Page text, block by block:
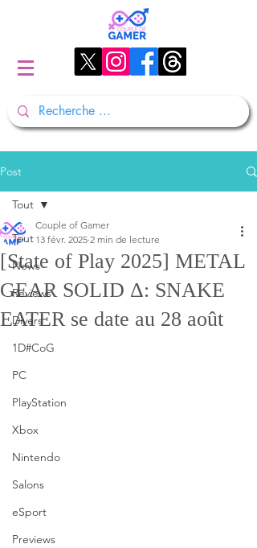
Post
Tout
News
Reviews
Divers
1D#CoG
PC
PlayStation
Xbox
Nintendo
Salons
eSport
Previews
Tout
[State of Play 2025] METAL
GEAR SOLID Δ: SNAKE
EATER se date au 28 août
Couple of Gamer
13 févr. 2025 2 min de lecture